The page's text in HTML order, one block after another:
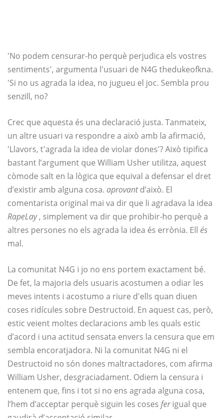
'No podem censurar-ho perquè perjudica els vostres
sentiments', argumenta l'usuari de N4G thedukeofkna.
'Si no us agrada la idea, no jugueu el joc. Sembla prou
senzill, no?
Crec que aquesta és una declaració justa. Tanmateix,
un altre usuari va respondre a això amb la afirmació,
'Llavors, t'agrada la idea de violar dones'? Això tipifica
bastant l’argument que William Usher utilitza, aquest
còmode salt en la lògica que equival a defensar el dret
d’existir amb alguna cosa. aprovantd’això. El
comentarista original mai va dir que li agradava la idea
RapeLay, simplement va dir que prohibir-ho perquè a
altres persones no els agrada la idea és errònia. Ell és
mal.
La comunitat N4G i jo no ens portem exactament bé.
De fet, la majoria dels usuaris acostumen a odiar les
meves intents i acostumo a riure d'ells quan diuen
coses ridícules sobre Destructoid. En aquest cas, però,
estic veient moltes declaracions amb les quals estic
d’acord i una actitud sensata envers la censura que em
sembla encoratjadora. Ni la comunitat N4G ni el
Destructoid no són dones maltractadores, com afirma
William Usher, desgraciadament. Odiem la censura i
entenem que, fins i tot si no ens agrada alguna cosa,
l’hem d’acceptar perquè siguin les coses ferigual que